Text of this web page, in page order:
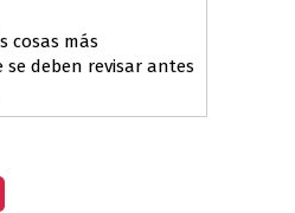
cosas más
deben revisar antes